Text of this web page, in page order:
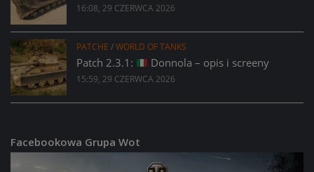
16:08, 29 CZERWCA 2026
PATCHE /WORLD OF TANKS
Patch 2.3.1: Donnola – opis i screeny
15:59, 29 CZERWCA 2026
Facebookowa Grupa Wot